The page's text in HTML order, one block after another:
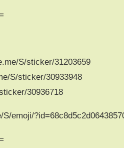
S/sticker/31203659
S/sticker/30933948
30936718
emoji/